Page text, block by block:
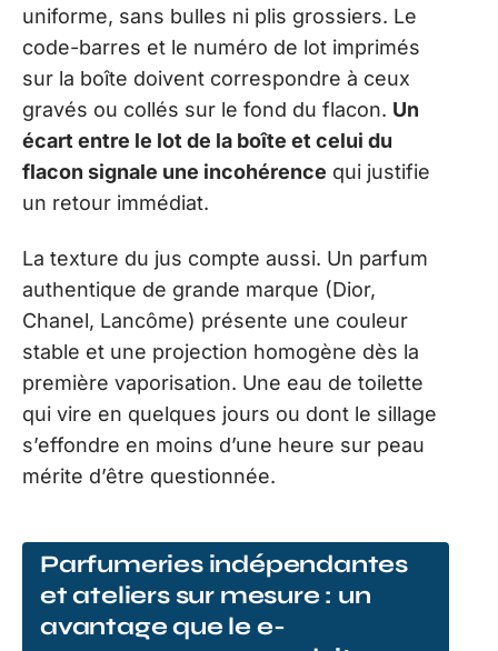
uniforme, sans bulles ni plis grossiers. Le
code-barres et le numéro de lot imprimés
sur la boîte doivent correspondre à ceux
gravés ou collés sur le fond du flacon. Un
écart entre le lot de la boîte et celui du
flacon signale une incohérence qui justifie
un retour immédiat.
La texture du jus compte aussi. Un parfum
authentique de grande marque (Dior,
Chanel, Lancôme) présente une couleur
stable et une projection homogène dès la
première vaporisation. Une eau de toilette
qui vire en quelques jours ou dont le sillage
s’effondre en moins d’une heure sur peau
mérite d’être questionnée.
Parfumeries indépendantes
et ateliers sur mesure : un
avantage que le e-